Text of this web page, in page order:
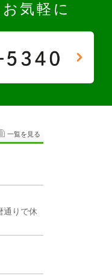
気軽に
一覧を見る
通りで休